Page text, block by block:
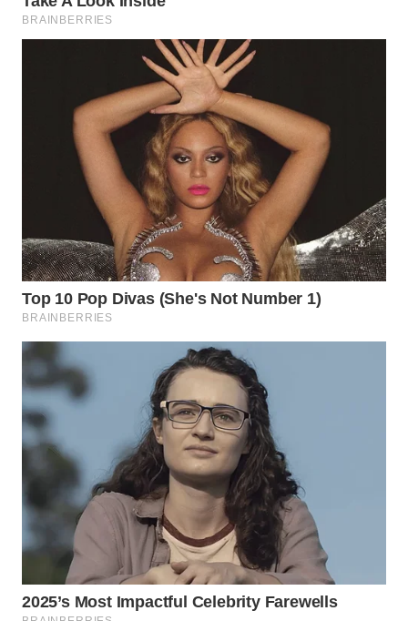
WAHANA
LISTRIK
WAHANA
WAHANA
TV
WAHANANEWS
ID
WAHANANEWS
CO ID
WAHANANEWS
NET
WAHANA
SPORT
WAHANA
UMKM